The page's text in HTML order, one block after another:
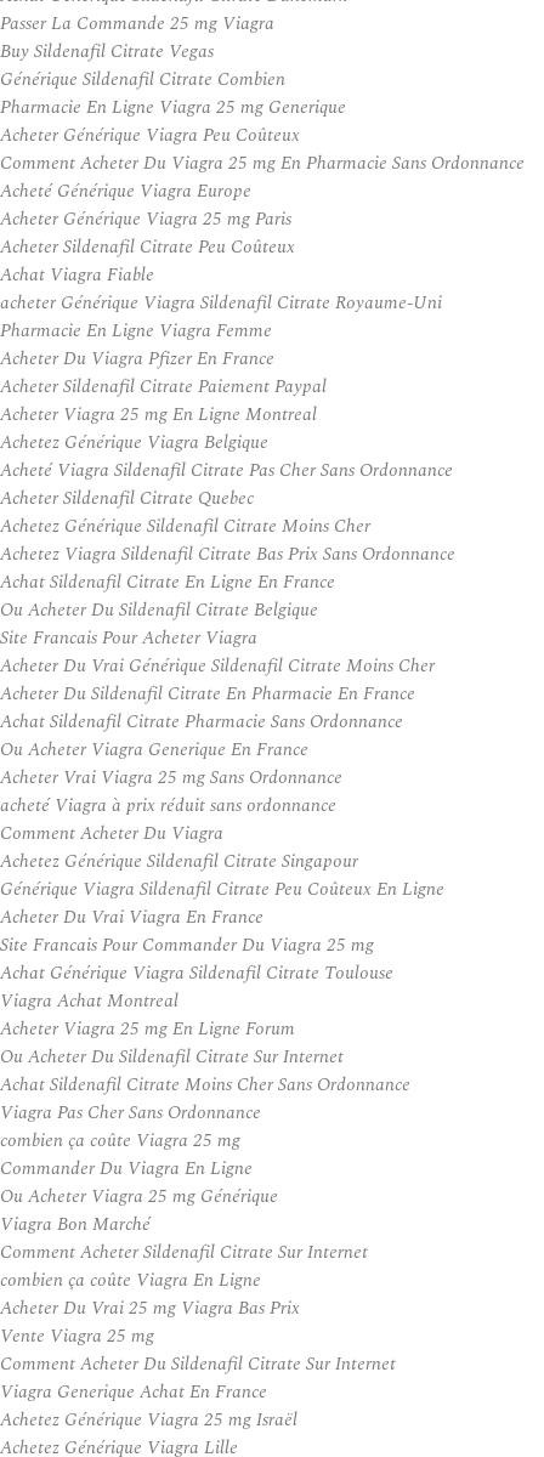
Passer La Commande 25 mg Viagra
Buy Sildenafil Citrate Vegas
Générique Sildenafil Citrate Combien
Pharmacie En Ligne Viagra 25 mg Generique
Acheter Générique Viagra Peu Coûteux
Comment Acheter Du Viagra 25 mg En Pharmacie Sans Ordonnance
Acheté Générique Viagra Europe
Acheter Générique Viagra 25 mg Paris
Acheter Sildenafil Citrate Peu Coûteux
Achat Viagra Fiable
acheter Générique Viagra Sildenafil Citrate Royaume-Uni
Pharmacie En Ligne Viagra Femme
Acheter Du Viagra Pfizer En France
Acheter Sildenafil Citrate Paiement Paypal
Acheter Viagra 25 mg En Ligne Montreal
Achetez Générique Viagra Belgique
Acheté Viagra Sildenafil Citrate Pas Cher Sans Ordonnance
Acheter Sildenafil Citrate Quebec
Achetez Générique Sildenafil Citrate Moins Cher
Achetez Viagra Sildenafil Citrate Bas Prix Sans Ordonnance
Achat Sildenafil Citrate En Ligne En France
Ou Acheter Du Sildenafil Citrate Belgique
Site Francais Pour Acheter Viagra
Acheter Du Vrai Générique Sildenafil Citrate Moins Cher
Acheter Du Sildenafil Citrate En Pharmacie En France
Achat Sildenafil Citrate Pharmacie Sans Ordonnance
Ou Acheter Viagra Generique En France
Acheter Vrai Viagra 25 mg Sans Ordonnance
acheté Viagra à prix réduit sans ordonnance
Comment Acheter Du Viagra
Achetez Générique Sildenafil Citrate Singapour
Générique Viagra Sildenafil Citrate Peu Coûteux En Ligne
Acheter Du Vrai Viagra En France
Site Francais Pour Commander Du Viagra 25 mg
Achat Générique Viagra Sildenafil Citrate Toulouse
Viagra Achat Montreal
Acheter Viagra 25 mg En Ligne Forum
Ou Acheter Du Sildenafil Citrate Sur Internet
Achat Sildenafil Citrate Moins Cher Sans Ordonnance
Viagra Pas Cher Sans Ordonnance
combien ça coûte Viagra 25 mg
Commander Du Viagra En Ligne
Ou Acheter Viagra 25 mg Générique
Viagra Bon Marché
Comment Acheter Sildenafil Citrate Sur Internet
combien ça coûte Viagra En Ligne
Acheter Du Vrai 25 mg Viagra Bas Prix
Vente Viagra 25 mg
Comment Acheter Du Sildenafil Citrate Sur Internet
Viagra Generique Achat En France
Achetez Générique Viagra 25 mg Israël
Achetez Générique Viagra Lille